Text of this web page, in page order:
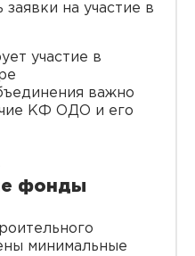
на участие в
участие в
важно
КФ ОДО и его
фонды
минимальные